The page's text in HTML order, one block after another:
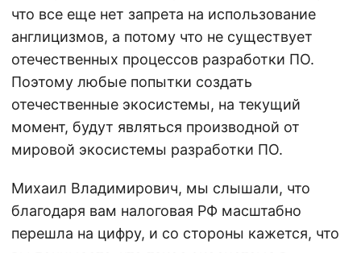
что все еще нет запрета на использование
англицизмов, а потому что не существует
отечественных процессов разработки ПО.
Поэтому любые попытки создать
отечественные экосистемы, на текущий
момент, будут являться производной от
мировой экосистемы разработки ПО.
Михаил Владимирович, мы слышали, что
благодаря вам налоговая РФ масштабно
перешла на цифру, и со стороны кажется, что